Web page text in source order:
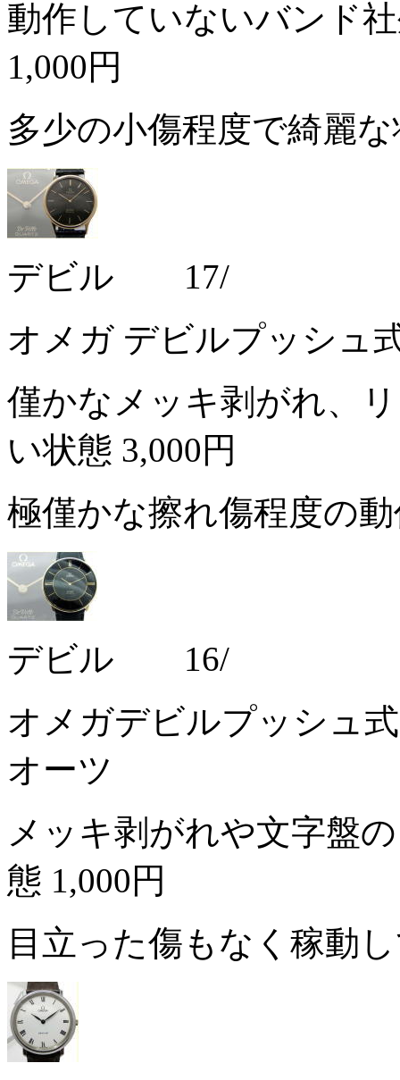
動作していないバンド
1,000円
多少の小傷程度で綺麗
デビル 17/
オメガ デビルプッシュ
僅かなメッキ剥がれ、
い状態 3,000円
極僅かな擦れ傷程度の
デビル 16/
オメガデビルプッシュ
オーツ
メッキ剥がれや文字盤
態 1,000円
目立った傷もなく稼動